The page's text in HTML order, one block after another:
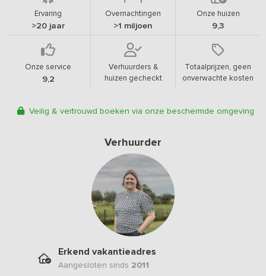
Ervaring
>20 jaar
Overnachtingen
>1 miljoen
Onze huizen
9,3
Onze service
9,2
Verhuurders &
huizen gecheckt
Totaalprijzen, geen
onverwachte kosten
Veilig & vertrouwd boeken via onze beschermde omgeving
Verhuurder
Erkend vakantieadres
Aangesloten sinds 2011